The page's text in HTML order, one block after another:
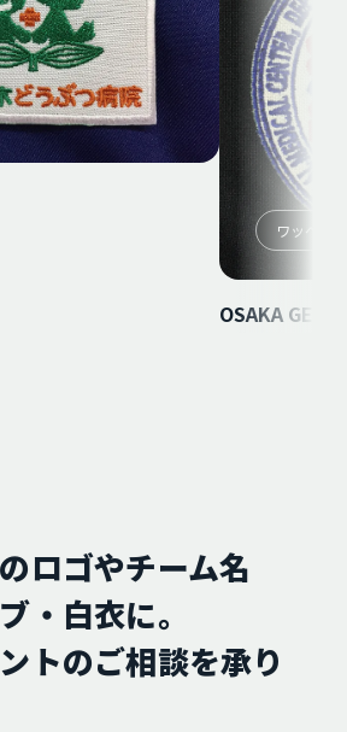
ワッペン
OSAKA
ロゴやチーム名
・白衣に。
トのご相談を承り